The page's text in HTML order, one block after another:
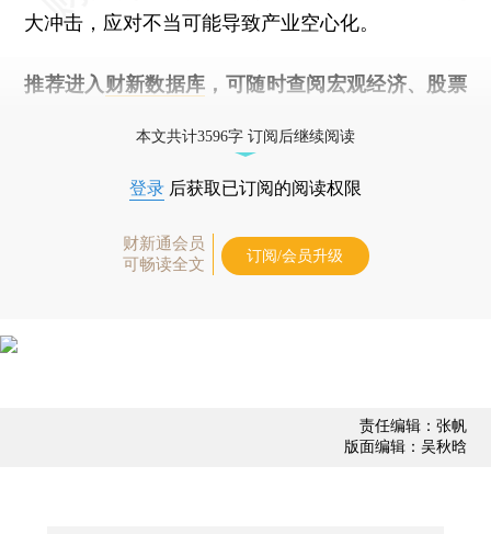
大冲击，应对不当可能导致产业空心化。
推荐进入 财新数据库 ，可随时查阅宏观经济、股票
本文共计3596字 订阅后继续阅读
登录 后获取已订阅的阅读权限
财新通会员
可畅读全文
订阅/会员升级
责任编辑：张帆
版面编辑：吴秋晗